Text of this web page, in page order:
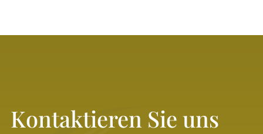
Kontaktieren Sie uns